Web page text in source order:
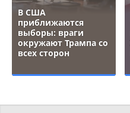
В США
приближаются
выборы: враги
окружают Трампа со
всех сторон